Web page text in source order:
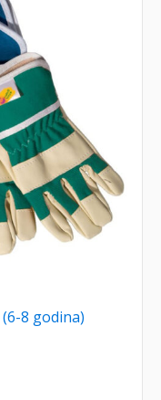
8 godina)